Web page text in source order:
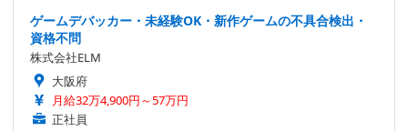
ゲームデバッカー・未経験OK・新作ゲームの不具合検出・
資格不問
株式会社ELM
大阪府
月給32万4,900円～57万円
正社員